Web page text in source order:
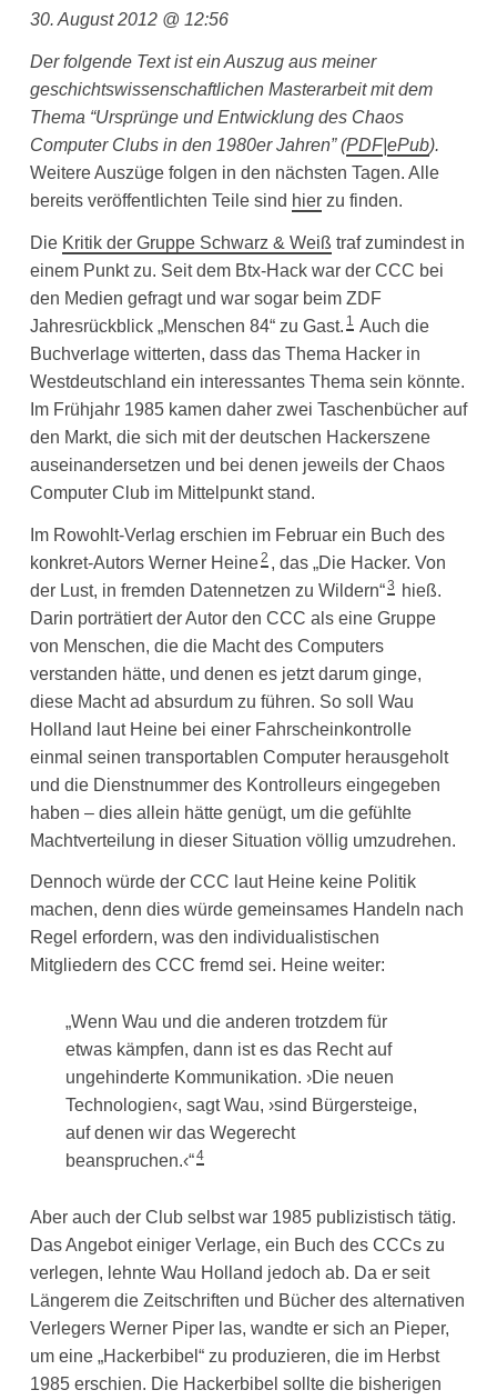
30. August 2012 @ 12:56
Der folgende Text ist ein Auszug aus meiner
geschichtswissenschaftlichen Masterarbeit mit dem
Thema “Ursprünge und Entwicklung des Chaos
Computer Clubs in den 1980er Jahren”(PDF|ePub).
Weitere Auszüge folgen in den nächsten Tagen. Alle
bereits veröffentlichten Teile sind hierzu finden.
Die Kritik der Gruppe Schwarz & Weiß traf zumindest in
einem Punkt zu. Seit dem Btx-Hack war der CCC bei
den Medien gefragt und war sogar beim ZDF
Jahresrückblick „Menschen 84“ zu Gast. 1 Auch die
Buchverlage witterten, dass das Thema Hacker in
Westdeutschland ein interessantes Thema sein könnte.
Im Frühjahr 1985 kamen daher zwei Taschenbücher auf
den Markt, die sich mit der deutschen Hackerszene
auseinandersetzen und bei denen jeweils der Chaos
Computer Club im Mittelpunkt stand.
Im Rowohlt-Verlag erschien im Februar ein Buch des
konkret-Autors Werner Heine2 , das „Die Hacker. Von
der Lust, in fremden Datennetzen zu Wildern“3
hieß.
Darin porträtiert der Autor den CCC als eine Gruppe
von Menschen, die die Macht des Computers
verstanden hätte, und denen es jetzt darum ginge,
diese Macht ad absurdum zu führen. So soll Wau
Holland laut Heine bei einer Fahrscheinkontrolle
einmal seinen transportablen Computer herausgeholt
und die Dienstnummer des Kontrolleurs eingegeben
haben – dies allein hätte genügt, um die gefühlte
Machtverteilung in dieser Situation völlig umzudrehen.
Dennoch würde der CCC laut Heine keine Politik
machen, denn dies würde gemeinsames Handeln nach
Regel erfordern, was den individualistischen
Mitgliedern des CCC fremd sei. Heine weiter:
„Wenn Wau und die anderen trotzdem für
etwas kämpfen, dann ist es das Recht auf
ungehinderte Kommunikation. ›Die neuen
Technologien‹, sagt Wau, ›sind Bürgersteige,
auf denen wir das Wegerecht
beanspruchen.‹“4
Aber auch der Club selbst war 1985 publizistisch tätig.
Das Angebot einiger Verlage, ein Buch des CCCs zu
verlegen, lehnte Wau Holland jedoch ab. Da er seit
Längerem die Zeitschriften und Bücher des alternativen
Verlegers Werner Piper las, wandte er sich an Pieper,
um eine „Hackerbibel“ zu produzieren, die im Herbst
1985 erschien. Die Hackerbibel sollte die bisherigen